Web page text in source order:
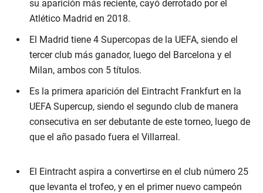
su aparición más reciente, cayó derrotado por el
Atlético Madrid en 2018.
El Madrid tiene 4 Supercopas de la UEFA, siendo el
tercer club más ganador, luego del Barcelona y el
Milan, ambos con 5 títulos.
Es la primera aparición del Eintracht Frankfurt en la
UEFA Supercup, siendo el segundo club de manera
consecutiva en ser debutante de este torneo, luego de
que el año pasado fuera el Villarreal.
El Eintracht aspira a convertirse en el club número 25
que levanta el trofeo, y en el primer nuevo campeón